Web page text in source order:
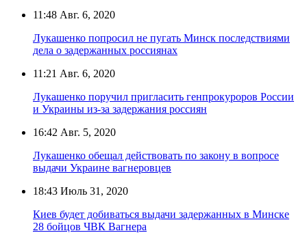
11:48 Авг. 6, 2020
Лукашенко попросил не пугать Минск последствиями
дела о задержанных россиянах
11:21 Авг. 6, 2020
Лукашенко поручил пригласить генпрокуроров России
и Украины из-за задержания россиян
16:42 Авг. 5, 2020
Лукашенко обещал действовать по закону в вопросе
выдачи Украине вагнеровцев
18:43 Июль 31, 2020
Киев будет добиваться выдачи задержанных в Минске
28 бойцов ЧВК Вагнера